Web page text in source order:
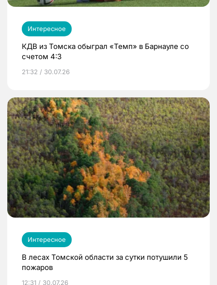
Интересное
КДВ из Томска обыграл «Темп» в Барнауле со
счетом 4:3
21:32 / 30.07.26
Интересное
В лесах Томской области за сутки потушили 5
пожаров
12:31 / 30.07.26